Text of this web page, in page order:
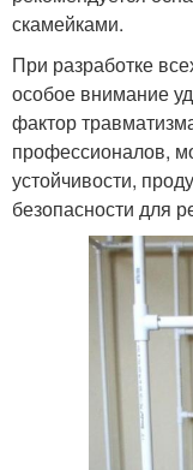
скамейками.
При разработке
особое внимание
фактор
профессионалов,
устойчивости,
безопасности для